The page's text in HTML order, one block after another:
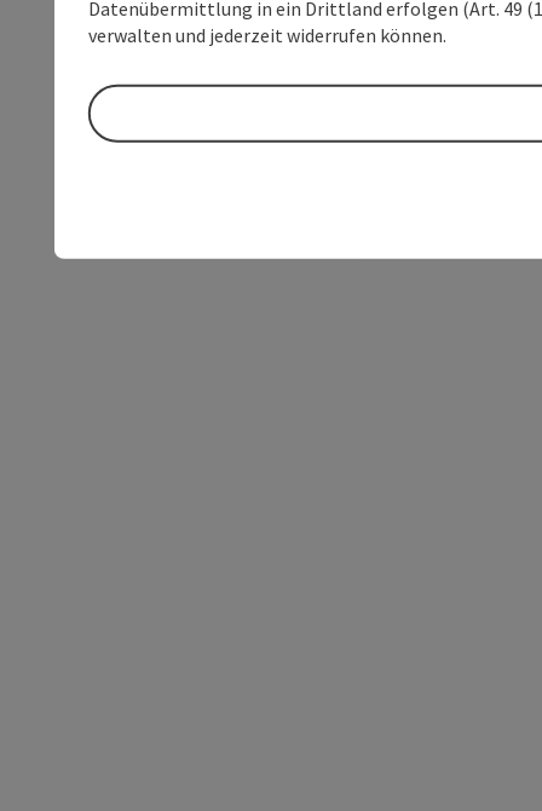
Datenübermittlung in ein Drittland erfolgen (Art. 49
verwalten und jederzeit widerrufen können.